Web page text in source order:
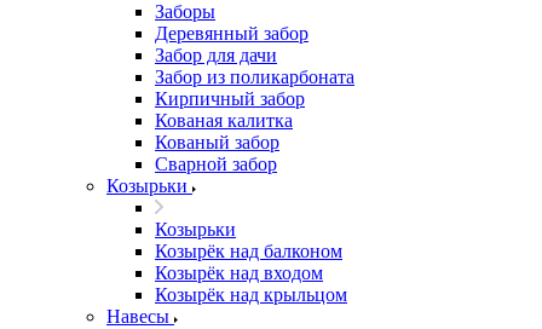
Заборы
Деревянный забор
Забор для дачи
Забор из поликарбоната
Кирпичный забор
Кованая калитка
Кованый забор
Сварной забор
Козырьки
Козырьки
Козырёк над балконом
Козырёк над входом
Козырёк над крыльцом
Навесы